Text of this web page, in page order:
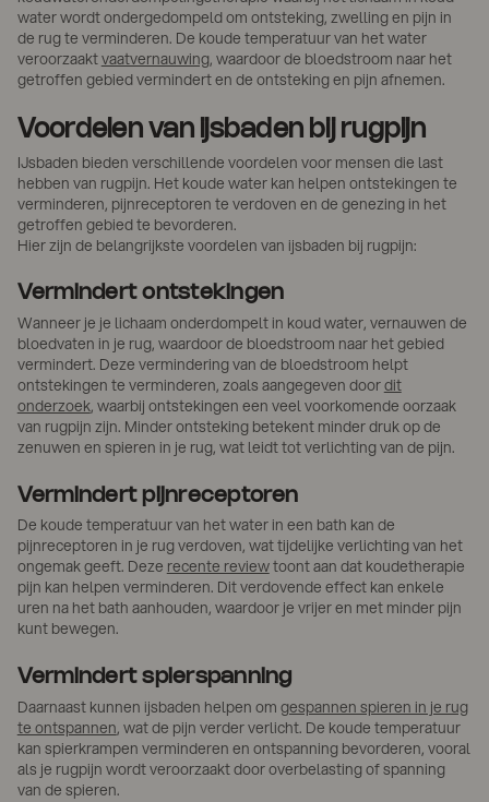
water wordt ondergedompeld om ontsteking, zwelling en pijn in
de rug te verminderen. De koude temperatuur van het water
veroorzaaktvaatvernauwing, waardoor de bloedstroom naar het
getroffen gebied vermindert en de ontsteking en pijn afnemen.
Voordelen van ijsbaden bij rugpijn
IJsbaden bieden verschillende voordelen voor mensen die last
hebben van rugpijn. Het koude water kan helpen ontstekingen te
verminderen, pijnreceptoren te verdoven en de genezing in het
getroffen gebied te bevorderen.
Hier zijn de belangrijkste voordelen van ijsbaden bij rugpijn:
Vermindert ontstekingen
Wanneer je je lichaam onderdompelt in koud water, vernauwen de
bloedvaten in je rug, waardoor de bloedstroom naar het gebied
vermindert. Deze vermindering van de bloedstroom helpt
ontstekingen te verminderen, zoals aangegeven doordit
onderzoek, waarbij ontstekingen een veel voorkomende oorzaak
van rugpijn zijn. Minder ontsteking betekent minder druk op de
zenuwen en spieren in je rug, wat leidt tot verlichting van de pijn.
Vermindert pijnreceptoren
De koude temperatuur van het water in een bath kan de
pijnreceptoren in je rug verdoven, wat tijdelijke verlichting van het
ongemak geeft. Deze recente reviewtoont aan dat koudetherapie
pijn kan helpen verminderen. Dit verdovende effect kan enkele
uren na het bath aanhouden, waardoor je vrijer en met minder pijn
kunt bewegen.
Vermindert spierspanning
Daarnaast kunnen ijsbaden helpen om gespannen spieren in je rug
te ontspannen, wat de pijn verder verlicht. De koude temperatuur
kan spierkrampen verminderen en ontspanning bevorderen, vooral
als je rugpijn wordt veroorzaakt door overbelasting of spanning
van de spieren.